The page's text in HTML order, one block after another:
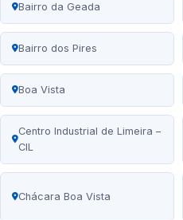
Bairro da Geada
Bairro dos Pires
Boa Vista
Centro Industrial de Limeira –
CIL
Chácara Boa Vista